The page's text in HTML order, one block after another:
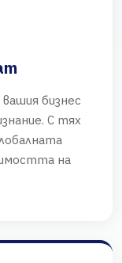
бизнес
С тях
на